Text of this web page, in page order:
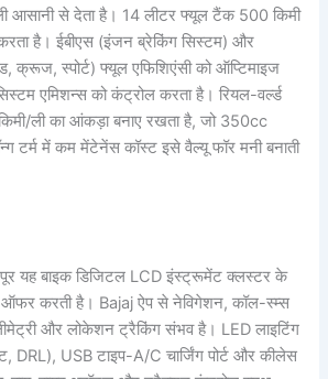
आसानी से देता है। 14 लीटर फ्यूल टैंक 500 किमी
है। ईबीएस (इंजन ब्रेकिंग सिस्टम) और
क्रूज, स्पोर्ट) फ्यूल एफिशिएंसी को ऑप्टिमाइज
एमिशन्स को कंट्रोल करता है। रियल-वर्ल्ड
ली का आंकड़ा बनाए रखता है, जो 350cc
टर्म में कम मेंटेनेंस कॉस्ट इसे वैल्यू फॉर मनी बनाती
यह बाइक डिजिटल LCD इंस्ट्रूमेंट क्लस्टर के
ऑफर करती है। Bajaj ऐप से नेविगेशन, कॉल-स्म्स
और लोकेशन ट्रैकिंग संभव है। LED लाइटिंग
DRL), USB टाइप-A/C चार्जिंग पोर्ट और कीलेस